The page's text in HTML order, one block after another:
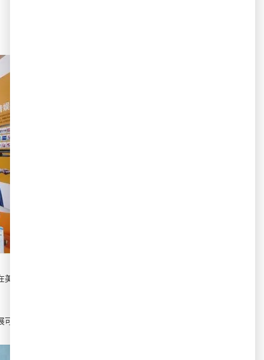
國就能看到國內的電影電視節目，甚至還
持續發展目標合作的北美華人企業。